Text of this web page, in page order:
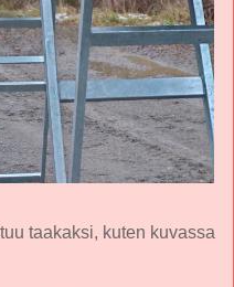
taakaksi, kuten kuvassa